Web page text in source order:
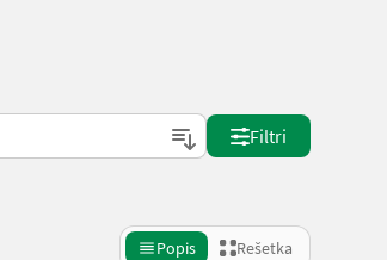
Filtri
Popis Rešetka